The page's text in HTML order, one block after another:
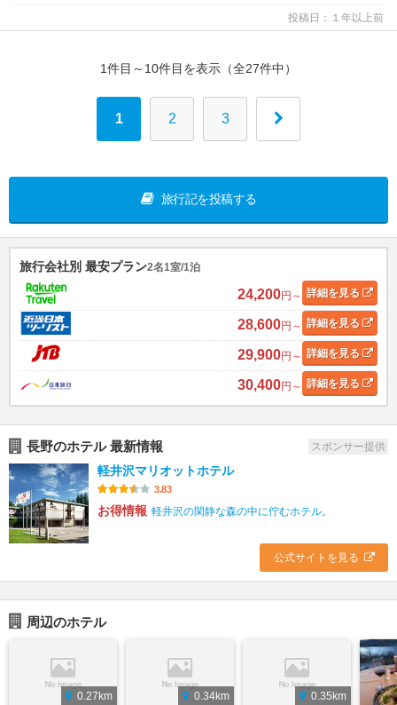
投稿日：１年以上前
1件目～10件目を表示（全27件中）
1 2 3
旅行記を投稿する
旅行会社別 最安プラン2名1室/1泊
24,200円～ 詳細を見る
28,600円～ 詳細を見る
29,900円～ 詳細を見る
30,400円～ 詳細を見る
長野のホテル 最新情報 スポンサー提供
軽井沢マリオットホテル
3.83
お得情報 軽井沢の閑静な森の中に佇むホテル。
公式サイトを見る
周辺のホテル
0.27km
0.34km
0.35km